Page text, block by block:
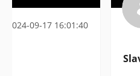
2024-09-17 16:01:40